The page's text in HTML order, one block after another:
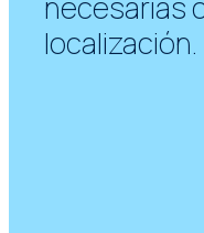
necesarias
localización.